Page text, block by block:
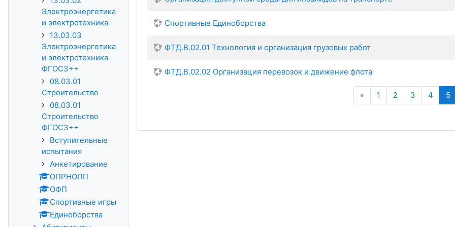
Спортивные Единоборства
ФТД.В.02.01 Технология и организация грузовых работ
ФТД.В.02.02 Организация перевозок и движение флота
« Назад
1 2 3 4 5
Электроэнергетика
и электротехника
13.03.03
Электроэнергетика
и электротехника
ФГОС3++
08.03.01
Строительство
08.03.01
Строительство
ФГОС3++
Вступительные
испытания
Анкетирование
ОПРНОПП
ОФП
Спортивные игры
Единоборства